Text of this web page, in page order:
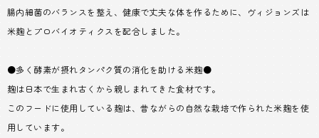
腸内細菌のバランスを整え、健康で丈夫な体を作るために、ヴィジョンズは
米麹とプロバイオティクスを配合しました。
●多く酵素が摂れタンパク質の消化を助ける米麹●
麹は日本で生まれ古くから親しまれてきた食材です。
このフードに使用している麹は、昔ながらの自然な栽培で作られた米麹を使
用しています。